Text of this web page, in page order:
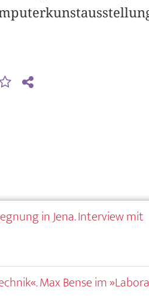
in Jena. Interview mit
Max Bense im